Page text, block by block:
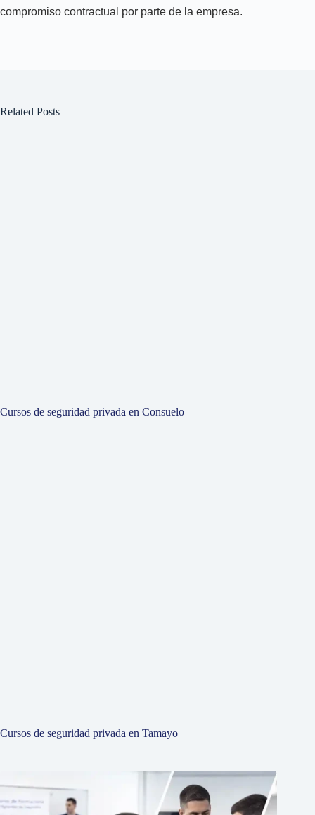
compromiso contractual por parte de la empresa.
Related Posts
Cursos de seguridad privada en Consuelo
Cursos de seguridad privada en Tamayo